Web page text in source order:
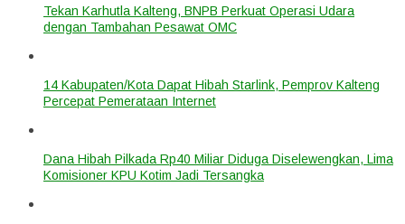
Tekan Karhutla Kalteng, BNPB Perkuat Operasi Udara
dengan Tambahan Pesawat OMC
14 Kabupaten/Kota Dapat Hibah Starlink, Pemprov Kalteng
Percepat Pemerataan Internet
Dana Hibah Pilkada Rp40 Miliar Diduga Diselewengkan, Lima
Komisioner KPU Kotim Jadi Tersangka